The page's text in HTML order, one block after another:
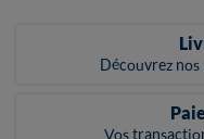
Découvrez
Vos